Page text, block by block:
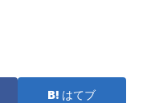
はてブ